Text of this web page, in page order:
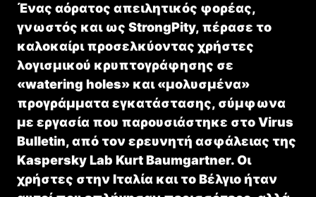
Ένας αόρατος απειλητικός φορέας,
γνωστός και ως StrongPity, πέρασε το
καλοκαίρι προσελκύοντας χρήστες
λογισμικού κρυπτογράφησης σε
«watering holes» και «μολυσμένα»
προγράμματα εγκατάστασης, σύμφωνα
με εργασία που παρουσιάστηκε στο Virus
Bulletin, από τον ερευνητή ασφάλειας της
Kaspersky Lab Kurt Baumgartner. Οι
χρήστες στην Ιταλία και το Βέλγιο ήταν